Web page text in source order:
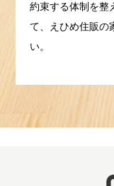
約束する体制を整
て、 えひめ住販の
い。